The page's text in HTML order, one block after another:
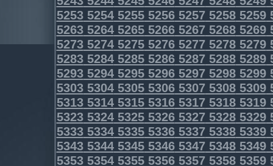
5253525452555256525752585259
5263526452655266526752685269
5273527452755276527752785279
5283528452855286528752885289
5293529452955296529752985299
5303530453055306530753085309
5313531453155316531753185319
5323532453255326532753285329
5333533453355336533753385339
5343534453455346534753485349
5353535453555356535753585359